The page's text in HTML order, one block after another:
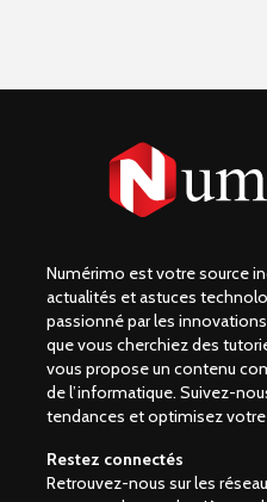
Numérimo est votre source
actualités et astuces
passionné par les
que vous cherchiez des
vous propose un contenu
de l’informatique. Suivez-
tendances et optimisez
Restez connectés
Retrouvez-nous sur les